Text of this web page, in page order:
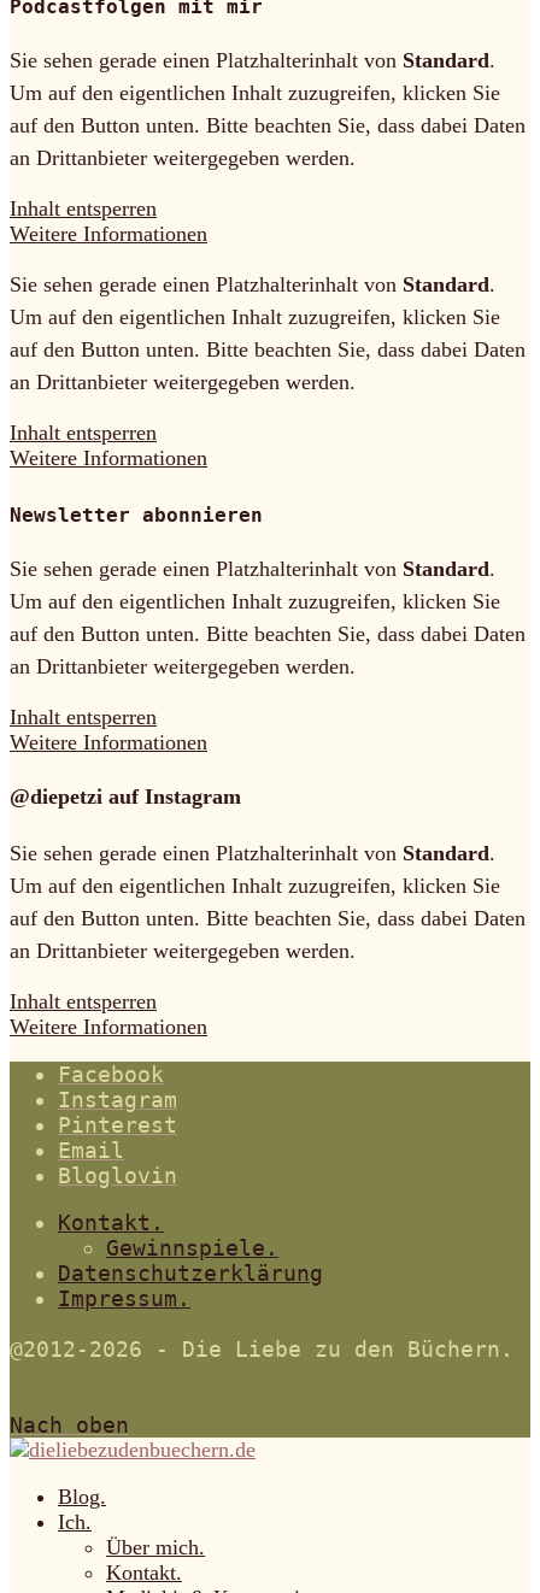
Podcastfolgen mit mir
Sie sehen gerade einen Platzhalterinhalt von Standard.
Um auf den eigentlichen Inhalt zuzugreifen, klicken Sie
auf den Button unten. Bitte beachten Sie, dass dabei Daten
an Drittanbieter weitergegeben werden.
Inhalt entsperren
Weitere Informationen
Sie sehen gerade einen Platzhalterinhalt von Standard.
Um auf den eigentlichen Inhalt zuzugreifen, klicken Sie
auf den Button unten. Bitte beachten Sie, dass dabei Daten
an Drittanbieter weitergegeben werden.
Inhalt entsperren
Weitere Informationen
Newsletter abonnieren
Sie sehen gerade einen Platzhalterinhalt von Standard.
Um auf den eigentlichen Inhalt zuzugreifen, klicken Sie
auf den Button unten. Bitte beachten Sie, dass dabei Daten
an Drittanbieter weitergegeben werden.
Inhalt entsperren
Weitere Informationen
@diepetzi auf Instagram
Sie sehen gerade einen Platzhalterinhalt von Standard.
Um auf den eigentlichen Inhalt zuzugreifen, klicken Sie
auf den Button unten. Bitte beachten Sie, dass dabei Daten
an Drittanbieter weitergegeben werden.
Inhalt entsperren
Weitere Informationen
Facebook
Instagram
Pinterest
Email
Bloglovin
Kontakt.
Gewinnspiele.
Datenschutzerklärung
Impressum.
@2012-2026 - Die Liebe zu den Büchern.
Nach oben
Blog.
Ich.
Über mich.
Kontakt.